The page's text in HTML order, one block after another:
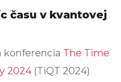
času v kvantovej
konferencia The Time
2024 (TiQT 2024)